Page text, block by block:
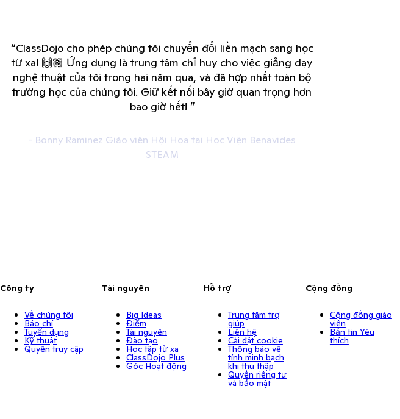
“ClassDojo cho phép chúng tôi chuyển đổi liền mạch sang học
từ xa! 🙌🏽 Ứng dụng là trung tâm chỉ huy cho việc giảng dạy
nghệ thuật của tôi trong hai năm qua, và đã hợp nhất toàn bộ
trường học của chúng tôi. Giữ kết nối bây giờ quan trọng hơn
bao giờ hết! ”
- Bonny Raminez Giáo viên Hội Họa tại Học Viện Benavides
STEAM
Công ty
Về chúng tôi
Báo chí
Tuyển dụng
Kỹ thuật
Quyền truy cập
Tài nguyên
Big Ideas
Điểm
Tài nguyên
Đào tạo
Học tập từ xa
ClassDojo Plus
Góc Hoạt động
Hỗ trợ
Trung tâm trợ
giúp
Liên hệ
Cài đặt cookie
Thông báo về
tính minh bạch
khi thu thập
Quyền riêng tư
và bảo mật
Cộng đồng
Cộng đồng giáo
viên
Bản tin Yêu
thích